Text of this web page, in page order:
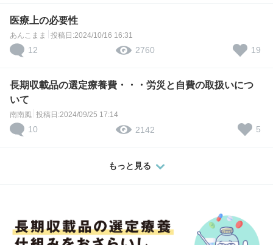
医療上の必要性
あんこまま 投稿日:2024/10/16 16:31
12 2760 19
長期収載品の選定療養費・・・労災と自費の取扱いにつ
いて
南南風 投稿日:2024/09/25 17:14
10 2142 5
もっと見る